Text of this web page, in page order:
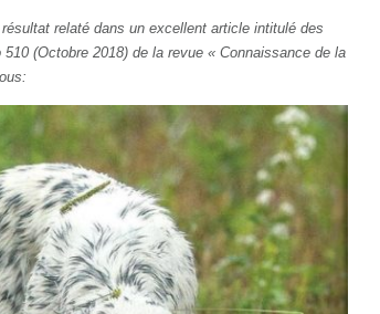
relaté dans un excellent article intitulé des
(Octobre 2018) de la revue « Connaissance de la